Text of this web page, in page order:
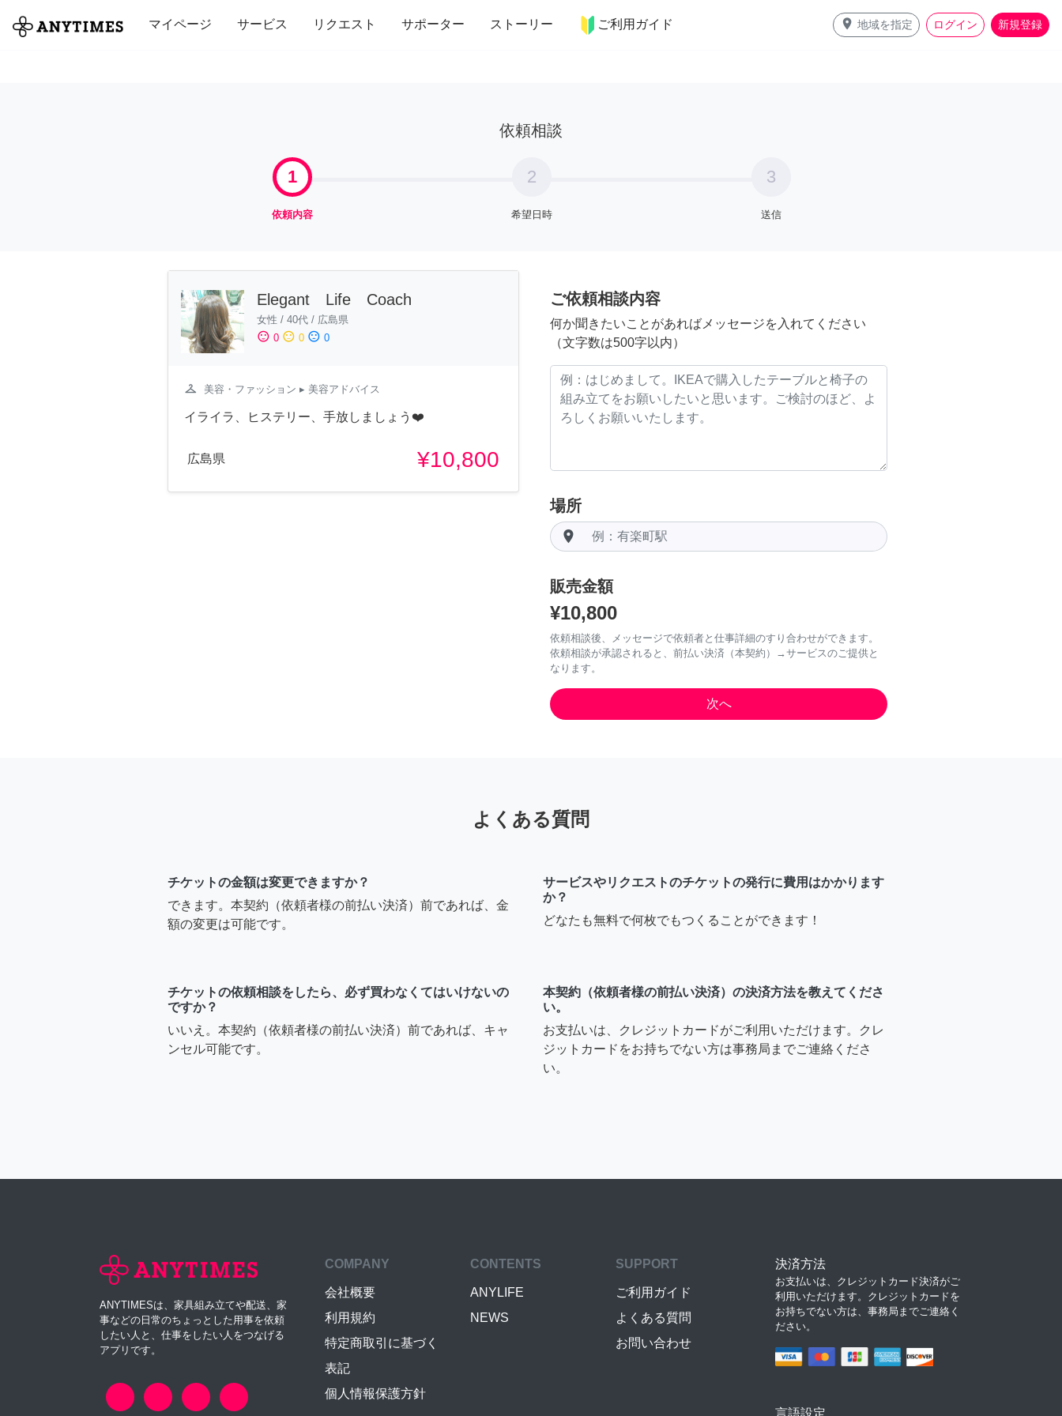
マイページ サービス リクエスト サポーター ストーリー ご利用ガイド place 地域を指定 ログイン 新規登録
全て 修理・組立 家事 引っ越し インテリア 趣味・習い事 ペット 料理
依頼相談
1
依頼内容
2
希望日時
3
送信
Elegant Life Coach
女性 / 40代 / 広島県
sentiment_satisfied 0 sentiment_neutral 0 sentiment_dissatisfied 0
checkroom 美容・ファッション ▸ 美容アドバイス
イライラ、ヒステリー、手放しましょう❤️
広島県 ¥10,800
ご依頼相談内容
何か聞きたいことがあればメッセージを入れてください
（文字数は500字以内）
場所
room
販売金額
¥10,800
依頼相談後、メッセージで依頼者と仕事詳細のすり合わせができます。
依頼相談が承認されると、前払い決済（本契約）→サービスのご提供と
なります。
よくある質問
チケットの金額は変更できますか？
できます。本契約（依頼者様の前払い決済）前であれば、金
額の変更は可能です。
サービスやリクエストのチケットの発行に費用はかかります
か？
どなたも無料で何枚でもつくることができます！
チケットの依頼相談をしたら、必ず買わなくてはいけないの
ですか？
いいえ。本契約（依頼者様の前払い決済）前であれば、キャ
ンセル可能です。
本契約（依頼者様の前払い決済）の決済方法を教えてくださ
い。
お支払いは、クレジットカードがご利用いただけます。クレ
ジットカードをお持ちでない方は事務局までご連絡くださ
い。
ANYTIMESは、家具組み立てや配送、家
事などの日常のちょっとした用事を依頼
したい人と、仕事をしたい人をつなげる
アプリです。
COMPANY
会社概要
利用規約
特定商取引に基づく
表記
個人情報保護方針
CONTENTS
ANYLIFE
NEWS
SUPPORT
ご利用ガイド
よくある質問
お問い合わせ
決済方法
お支払いは、クレジットカード決済がご
利用いただけます。クレジットカードを
お持ちでない方は、事務局までご連絡く
ださい。
言語設定